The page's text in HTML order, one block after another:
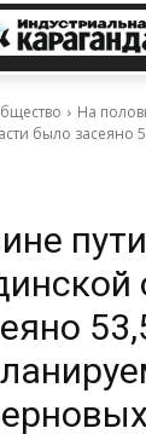
На
было засеяно